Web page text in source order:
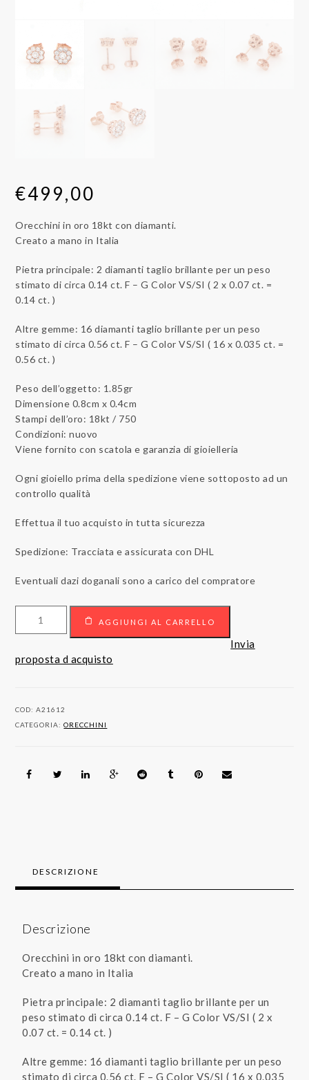
€499,00
Orecchini in oro 18kt con diamanti.
Creato a mano in Italia
Pietra principale: 2 diamanti taglio brillante per un peso
stimato di circa 0.14 ct. F – G Color VS/SI ( 2 x 0.07 ct. =
0.14 ct. )
Altre gemme: 16 diamanti taglio brillante per un peso
stimato di circa 0.56 ct. F – G Color VS/SI ( 16 x 0.035 ct. =
0.56 ct. )
Peso dell’oggetto: 1.85gr
Dimensione 0.8cm x 0.4cm
Stampi dell’oro: 18kt / 750
Condizioni: nuovo
Viene fornito con scatola e garanzia di gioielleria
Ogni gioiello prima della spedizione viene sottoposto ad un
controllo qualità
Effettua il tuo acquisto in tutta sicurezza
Spedizione: Tracciata e assicurata con DHL
Eventuali dazi doganali sono a carico del compratore
18kt
AGGIUNGI AL CARRELLO
Invia
proposta d acquisto
COD:A21612
CATEGORIA:ORECCHINI
DESCRIZIONE
Descrizione
Orecchini in oro 18kt con diamanti.
Creato a mano in Italia
Pietra principale: 2 diamanti taglio brillante per un
peso stimato di circa 0.14 ct. F – G Color VS/SI ( 2 x
0.07 ct. = 0.14 ct. )
Altre gemme: 16 diamanti taglio brillante per un peso
stimato di circa 0.56 ct. F – G Color VS/SI ( 16 x 0.035